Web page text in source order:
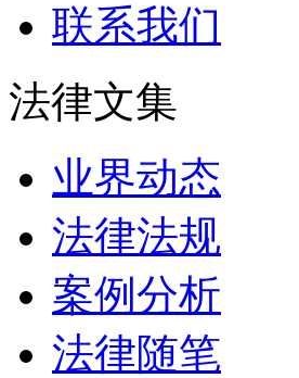
联系我们
法律文集
业界动态
法律法规
案例分析
法律随笔